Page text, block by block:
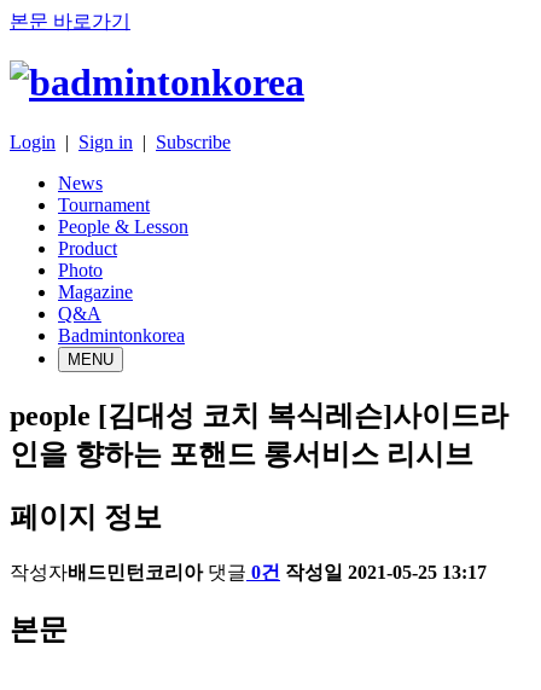
본문 바로가기
Login | Sign in | Subscribe
News
Tournament
People & Lesson
Product
Photo
Magazine
Q&A
Badmintonkorea
MENU
people [김대성 코치 복식레슨]사이드라
인을 향하는 포핸드 롱서비스 리시브
페이지 정보
작성자배드민턴코리아 댓글 0건 작성일 2021-05-25 13:17
본문